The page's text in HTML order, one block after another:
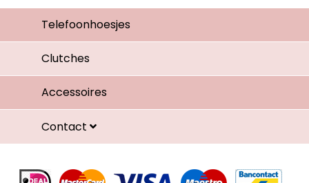
Telefoonhoesjes
Clutches
Accessoires
Contact